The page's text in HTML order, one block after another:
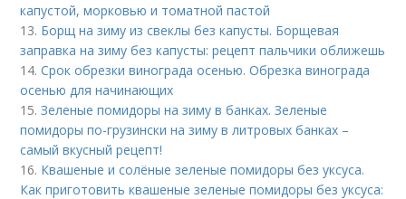
капустой, морковью и томатной пастой
13. Борщ на зиму из свеклы без капусты. Борщевая
заправка на зиму без капусты: рецепт пальчики оближешь
14.Срок обрезки винограда осенью. Обрезка винограда
осенью для начинающих
15.Зеленые помидоры на зиму в банках. Зеленые
помидоры по-грузински на зиму в литровых банках –
самый вкусный рецепт!
16. Квашеные и солёные зеленые помидоры без уксуса.
Как приготовить квашеные зеленые помидоры без уксуса: